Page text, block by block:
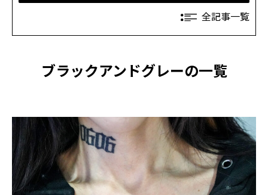
全記事一覧
ブラックアンドグレーの一覧